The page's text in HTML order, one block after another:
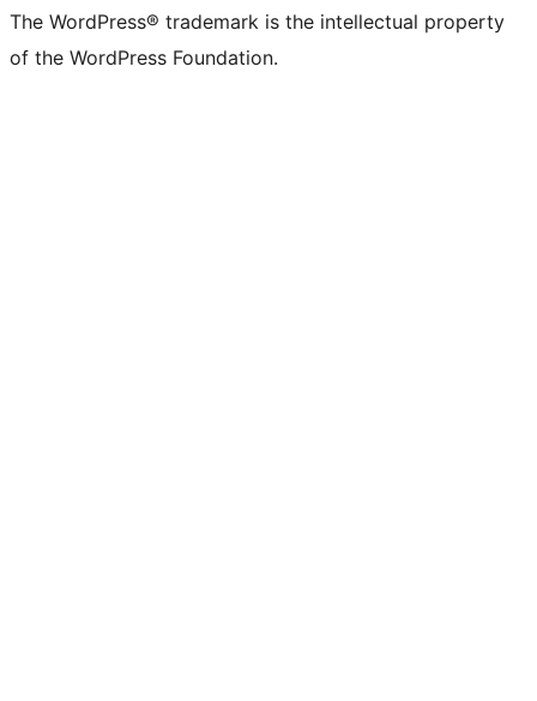
The WordPress® trademark is the intellectual property
of the WordPress Foundation.